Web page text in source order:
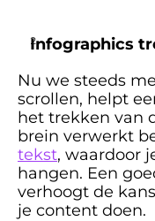
Infographics
Nu we steeds
scrollen, helpt
het trekken van
brein verwerkt
tekst, waardoor
hangen. Een
verhoogt de
je content doen.